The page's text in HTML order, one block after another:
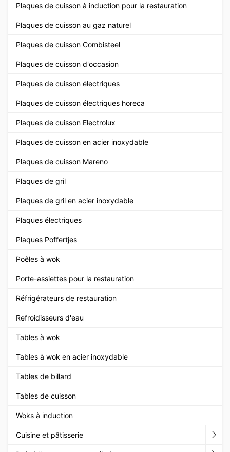
Plaques de cuisson à induction pour la restauration
Plaques de cuisson au gaz naturel
Plaques de cuisson Combisteel
Plaques de cuisson d'occasion
Plaques de cuisson électriques
Plaques de cuisson électriques horeca
Plaques de cuisson Electrolux
Plaques de cuisson en acier inoxydable
Plaques de cuisson Mareno
Plaques de gril
Plaques de gril en acier inoxydable
Plaques électriques
Plaques Poffertjes
Poêles à wok
Porte-assiettes pour la restauration
Réfrigérateurs de restauration
Refroidisseurs d'eau
Tables à wok
Tables à wok en acier inoxydable
Tables de billard
Tables de cuisson
Woks à induction
Cuisine et pâtisserie